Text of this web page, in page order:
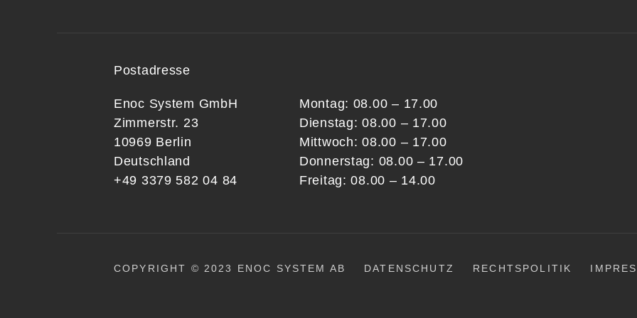
Postadresse
Enoc System GmbH
Zimmerstr. 23
10969 Berlin
Deutschland
+49 3379 582 04 84
Montag: 08.00 – 17.00
Dienstag: 08.00 – 17.00
Mittwoch: 08.00 – 17.00
Donnerstag: 08.00 – 17.00
Freitag: 08.00 – 14.00
COPYRIGHT © 2023 ENOC SYSTEM AB DATENSCHUTZ RECHTSPOLITIK